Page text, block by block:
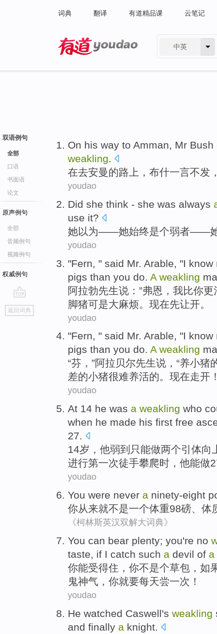
词典 翻译 有道精品课 云笔记
中英
双语例句
全部
口语
书面语
论文
原声例句
全部
音频例句
视频例句
权威例句
go
top
返回词典
On his way to Amman, Mr Bush
weakling.
在去安曼的路上 ， 布什一言不发
youdao
Did she think - she was always
use it?
她以为——她始终是个弱者——
youdao
"Fern , " said Mr. Arable , "I know
pigs than you do A weakling
阿拉勃先生说：”弗恩 ， 我比你更
脚猪可是大麻烦。 现在先让开。
youdao
"Fern, " said Mr. Arable, "I know
pigs than you do. A weakling
“芬 ，”阿拉贝尔先生说 ，“养小猪
差的小猪很难养活的。现在走开
youdao
At 14 he was a weakling who
when he made his first free
27.
14岁 ， 他弱到 只能做两个引体向
进行第一次徒手攀爬时 ，他能做
youdao
You were never a ninety-eight
你从来就不是一个体重98磅、体
《柯林斯英汉双解大词典》
You can bear plenty; you're no
taste, if I catch such a devil of a
你能受得住，你不是个草包 ， 如
鬼神气 ，你就要每天尝一次！
youdao
He watched Caswell's weakling
and finally a knight